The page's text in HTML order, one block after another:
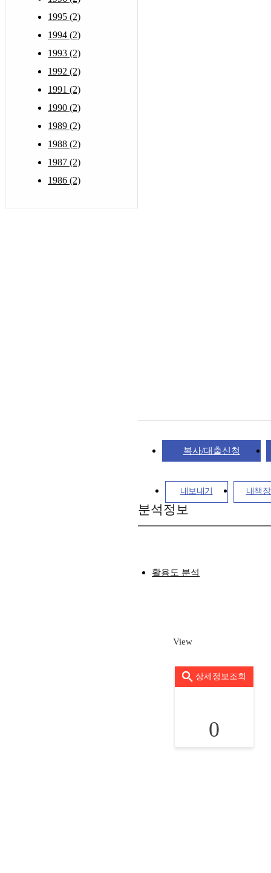
1995 (2)
1994 (2)
1993 (2)
1992 (2)
1991 (2)
1990 (2)
1989 (2)
1988 (2)
1987 (2)
1986 (2)
복사/대출신청
내보내기 내책
분석정보
활용도 분석
View
상세정보조회
0